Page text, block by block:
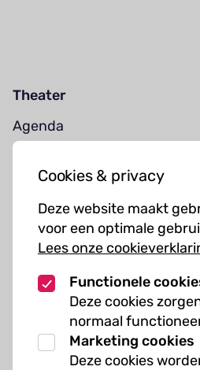
Cookies & privacy
Deze website maakt
voor een optimale
Lees onze
Functionele
Deze cookies
normaal
Marketing cookies
Deze cookies
Theater
Agenda
Muziekcursussen
Kunst cursussen
Over ons
Organisatie
Werken bij Kielzog